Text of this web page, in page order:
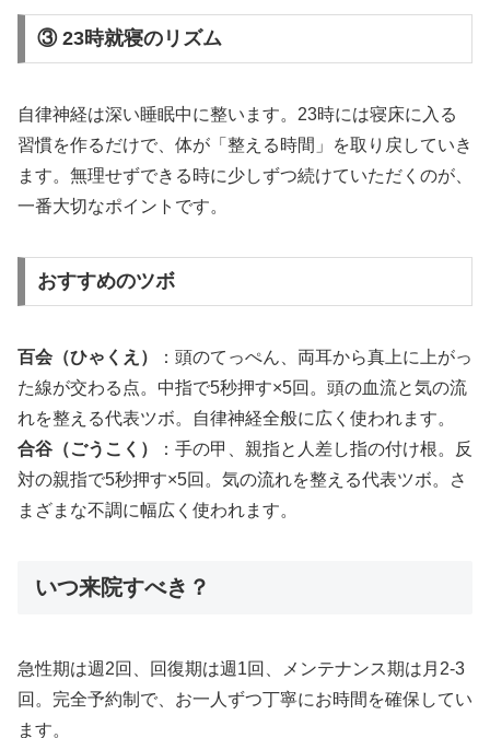
③ 23時就寝のリズム
自律神経は深い睡眠中に整います。23時には寝床に入る
習慣を作るだけで、体が「整える時間」を取り戻していき
ます。無理せずできる時に少しずつ続けていただくのが、
一番大切なポイントです。
おすすめのツボ
百会（ひゃくえ）
：頭のてっぺん、両耳から真上に上がっ
た線が交わる点。中指で5秒押す×5回。頭の血流と気の流
れを整える代表ツボ。自律神経全般に広く使われます。
合谷（ごうこく）
：手の甲、親指と人差し指の付け根。反
対の親指で5秒押す×5回。気の流れを整える代表ツボ。さ
まざまな不調に幅広く使われます。
いつ来院すべき？
急性期は週2回、回復期は週1回、メンテナンス期は月2-3
回。完全予約制で、お一人ずつ丁寧にお時間を確保してい
ます。